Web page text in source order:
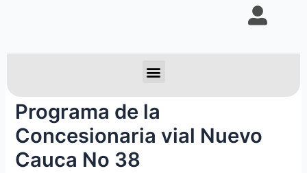
Programa de la
Concesionaria vial Nuevo
Cauca No 38